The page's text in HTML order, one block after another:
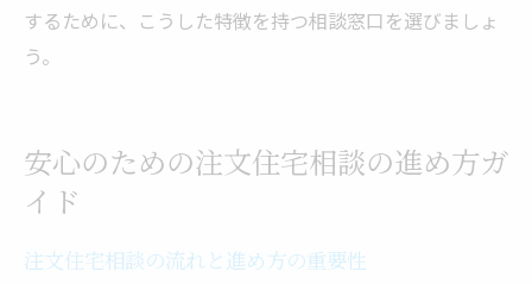
するために、こうした特徴を持つ相談窓口を選びましょ
う。
安心のための注文住宅相談の進め方ガ
イド
注文住宅相談の流れと進め方の重要性